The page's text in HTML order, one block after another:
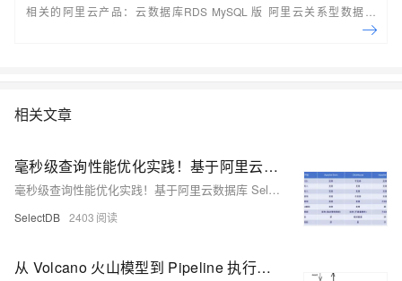
相关的阿里云产品：云数据库RDS MySQL 版 阿里云关系型数据库
RDS（Relational Database Service）是一种稳定可靠、可弹性伸缩的在
相关文章
毫秒级查询性能优化实践！基于阿里云数据库 SelectDB 版内核：Apache Doris 在极越汽车数字化运营和营销方向的解决方案
毫秒级查询性能优化实践！基于阿里云数据库 SelectDB 版内核：Apache Doris 在极越汽车数字化运营和营销方向的解决方案
SelectDB 2403
从 Volcano 火山模型到 Pipeline 执行模型，阿里云数据库 SelectDB 内核 Apache Doris 执行模型的迭代